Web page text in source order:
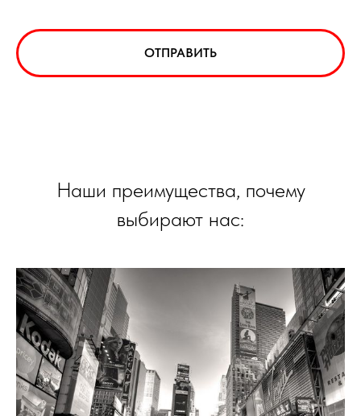
ОТПРАВИТЬ
Наши преимущества, почему
выбирают нас: